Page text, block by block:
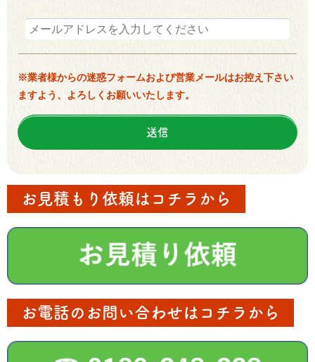
※業者様からの迷惑フォームおよび営業メールはお控え下さい
ますよう、よろしくお願いいたします。
お見積もり依頼はコチラから
お電話のお問い合わせはコチラから